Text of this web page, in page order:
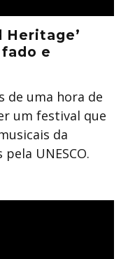
Heritage’
e
de uma hora de
um festival que
da
UNESCO.